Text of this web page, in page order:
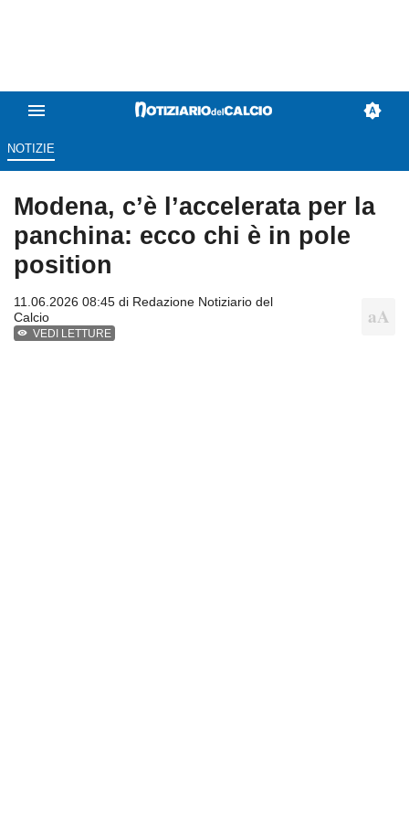
NOTIZIE
Modena, c’è l’accelerata per la
panchina: ecco chi è in pole
position
11.06.2026 08:45 di Redazione Notiziario del
Calcio
VEDI LETTURE